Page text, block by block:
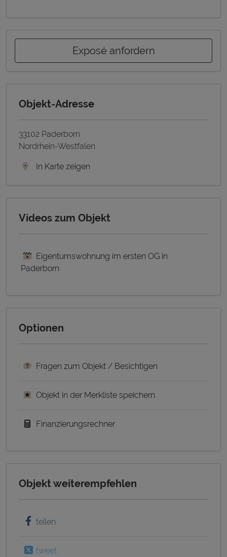
Exposé anfordern
Objekt-Adresse
33102 Paderborn
Nordrhein-Westfalen
In Karte zeigen
Videos zum Objekt
Eigentumswohnung im ersten OG in
Paderborn
Optionen
Fragen zum Objekt / Besichtigen
Objekt in der Merkliste speichern
Finanzierungsrechner
Objekt weiterempfehlen
teilen
tweet